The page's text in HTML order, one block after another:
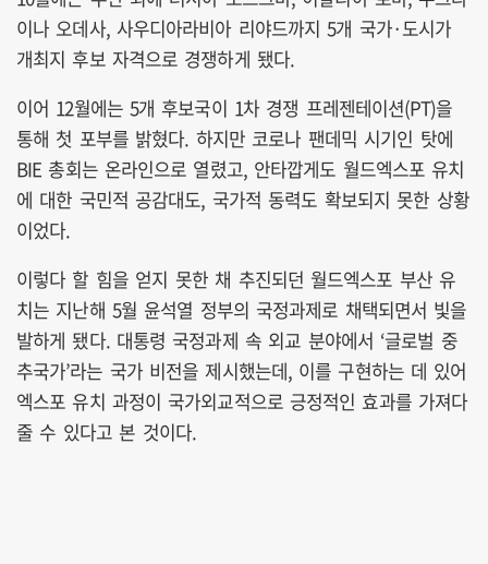
이나 오데사, 사우디아라비아 리야드까지 5개 국가·도시가
개최지 후보 자격으로 경쟁하게 됐다.
이어 12월에는 5개 후보국이 1차 경쟁 프레젠테이션(PT)을
통해 첫 포부를 밝혔다. 하지만 코로나 팬데믹 시기인 탓에
BIE 총회는 온라인으로 열렸고, 안타깝게도 월드엑스포 유치
에 대한 국민적 공감대도, 국가적 동력도 확보되지 못한 상황
이었다.
이렇다 할 힘을 얻지 못한 채 추진되던 월드엑스포 부산 유
치는 지난해 5월 윤석열 정부의 국정과제로 채택되면서 빛을
발하게 됐다. 대통령 국정과제 속 외교 분야에서 ‘글로벌 중
추국가’라는 국가 비전을 제시했는데, 이를 구현하는 데 있어
엑스포 유치 과정이 국가외교적으로 긍정적인 효과를 가져다
줄 수 있다고 본 것이다.